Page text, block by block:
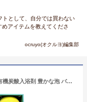
トとして、自分では買わない
アイテムを教えてくださ
ocruyo(オクルヨ)編集部
バスボム 12個ギフトセット 手作り 天然有機炭酸入浴剤 豊かな泡 バレンタインデー 男性/女性/子供/友達へなプレゼント